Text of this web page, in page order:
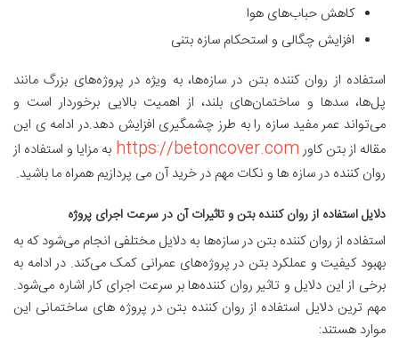
کاهش حباب‌های هوا
افزایش چگالی و استحکام سازه بتنی
استفاده از روان کننده بتن در سازه‌ها، به ویژه در پروژه‌های بزرگ مانند
پل‌ها، سدها و ساختمان‌های بلند، از اهمیت بالایی برخوردار است و
می‌تواند عمر مفید سازه را به طرز چشمگیری افزایش دهد.در ادامه ی این
مقاله از بتن کاورhttps://betoncover.com به مزایا و استفاده از
روان کننده در سازه ها و نکات مهم در خرید آن می پردازیم همراه ما باشید.
دلایل استفاده از روان کننده بتن و تاثیرات آن در سرعت اجرای پروژه
استفاده از روان کننده بتن در سازه‌ها به دلایل مختلفی انجام می‌شود که به
بهبود کیفیت و عملکرد بتن در پروژه‌های عمرانی کمک می‌کند. در ادامه به
برخی از این دلایل و تاثیر روان کننده‌ها بر سرعت اجرای کار اشاره می‌شود.
مهم ترین دلایل استفاده از روان کننده بتن در پروژه های ساختمانی این
موارد هستند: